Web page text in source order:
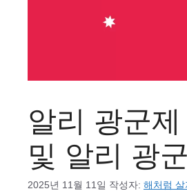
알리 광군
및 알리 광
2025년 11월 11일 작성자: 해처럼 살